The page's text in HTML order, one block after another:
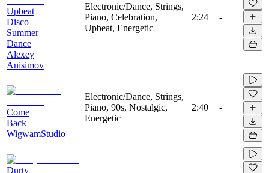
Upbeat
Disco
Summer
Dance
Alexey
Anisimov
Electronic/Dance, Strings,
Piano, Celebration,
Upbeat, Energetic
2:24 -
Come
Back
WigwamStudio
Electronic/Dance, Strings,
Piano, 90s, Nostalgic,
Energetic
2:40 -
Durty